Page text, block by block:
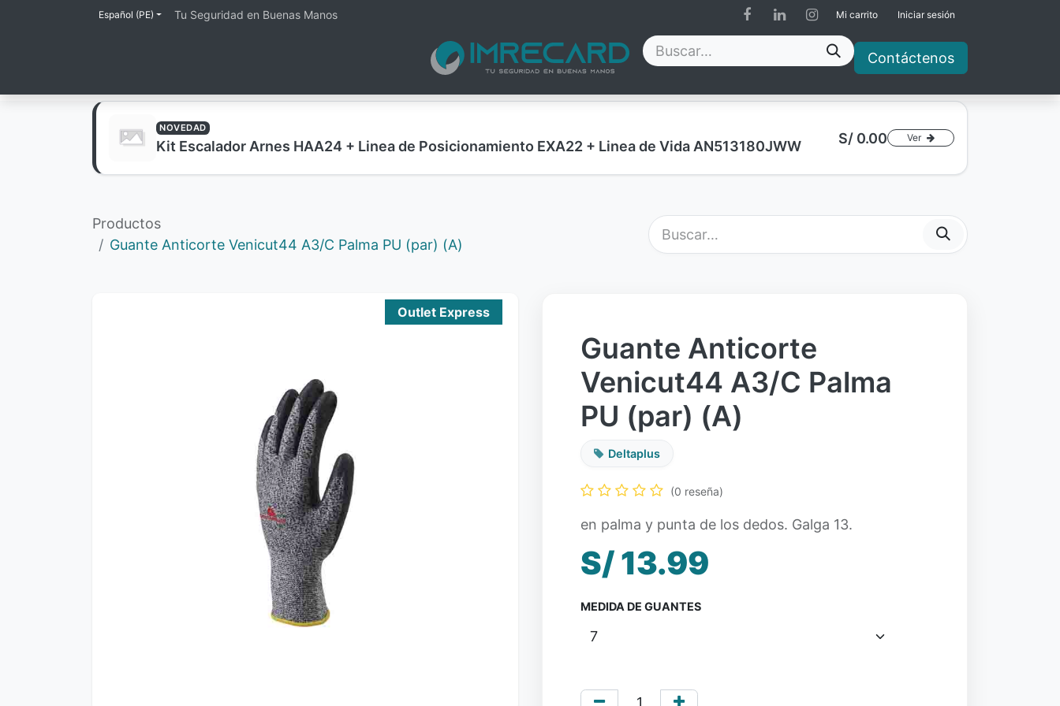
Español (PE) Tu Seguridad en Buenas Manos Mi carrito Iniciar sesión
Contáctenos Blog Nosotros Ayuda Contáctenos
NOVEDAD
Kit Escalador Arnes HAA24 + Linea de Posicionamiento EXA22 + Linea de Vida AN513180JWW S/ 0.00 Ver
Productos
Guante Anticorte Venicut44 A3/C Palma PU (par) (A)
Outlet Express
Guante Anticorte
Venicut44 A3/C Palma
PU (par) (A)
Deltaplus
(0 reseña)
en palma y punta de los dedos. Galga 13.
S/13.99
MEDIDA DE GUANTES